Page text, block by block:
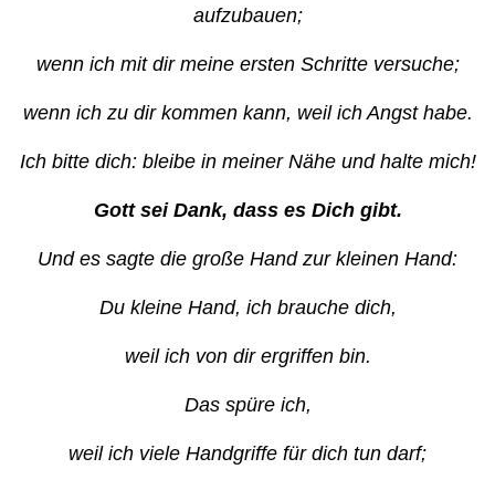
aufzubauen;
wenn ich mit dir meine ersten Schritte versuche;
wenn ich zu dir kommen kann, weil ich Angst habe.
Ich bitte dich: bleibe in meiner Nähe und halte mich!
Gott sei Dank, dass es Dich gibt.
Und es sagte die große Hand zur kleinen Hand:
Du kleine Hand, ich brauche dich,
weil ich von dir ergriffen bin.
Das spüre ich,
weil ich viele Handgriffe für dich tun darf;